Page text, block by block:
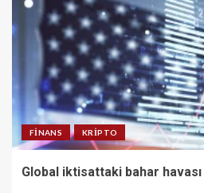
FINANS KRIPTO
Global iktisattaki bahar